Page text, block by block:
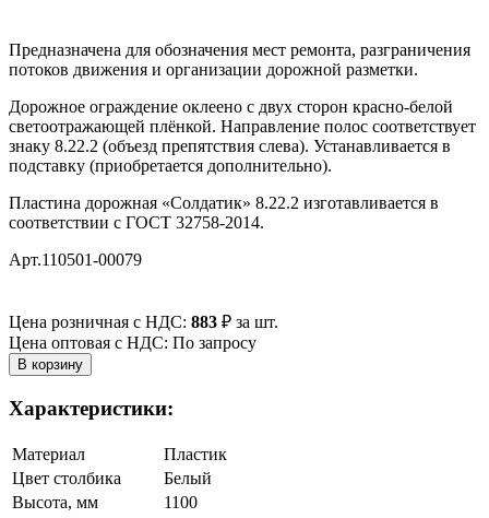
Предназначена для обозначения мест ремонта, разграничения
потоков движения и организации дорожной разметки.
Дорожное ограждение оклеено с двух сторон красно-белой
светоотражающей плёнкой. Направление полос соответствует
знаку 8.22.2 (объезд препятствия слева). Устанавливается в
подставку (приобретается дополнительно).
Пластина дорожная «Солдатик» 8.22.2 изготавливается в
соответствии с ГОСТ 32758-2014.
Арт.110501-00079
Цена розничная с НДС: 883 ₽ за шт.
Цена оптовая с НДС: По запросу
Характеристики:
Материал
Пластик
Цвет столбика
Белый
Высота, мм
1100